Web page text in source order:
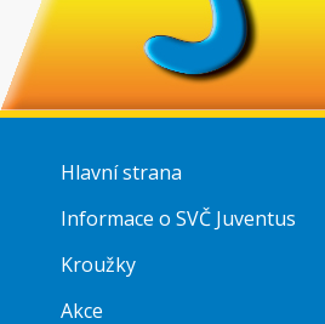
Hlavní strana
Informace o SVČ Juventus
Kroužky
Akce